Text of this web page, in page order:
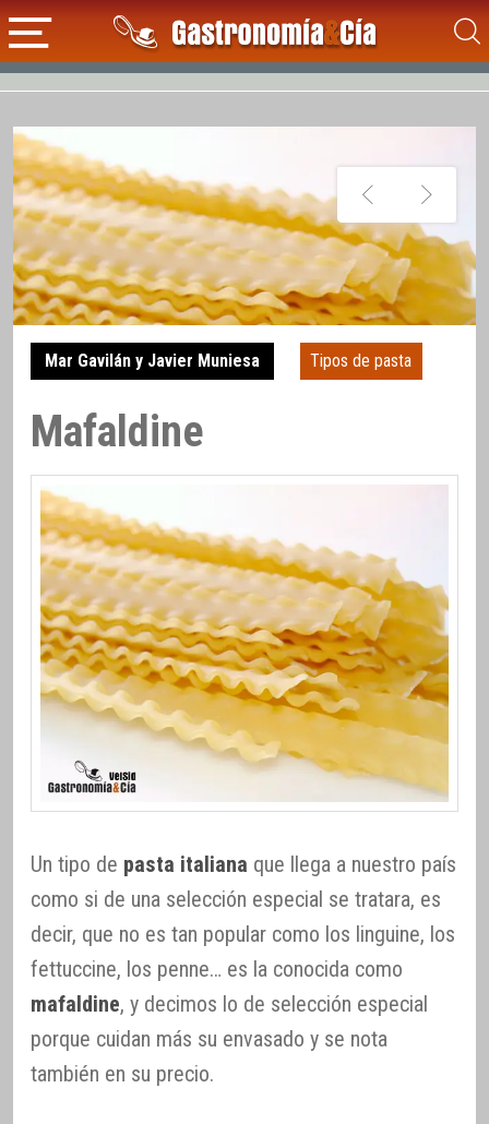
Mar Gavilán y Javier Muniesa Tipos de pasta
Mafaldine
Un tipo de pasta italiana que llega a nuestro país
como si de una selección especial se tratara, es
decir, que no es tan popular como los linguine, los
fettuccine, los penne… es la conocida como
mafaldine, y decimos lo de selección especial
porque cuidan más su envasado y se nota
también en su precio.